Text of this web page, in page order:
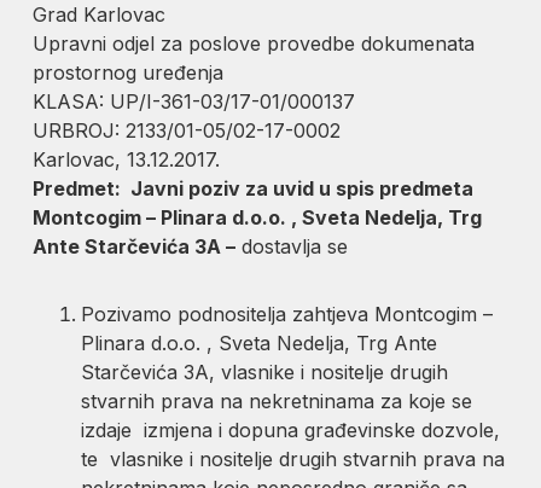
Grad Karlovac
Upravni odjel za poslove provedbe dokumenata
prostornog uređenja
KLASA: UP/I-361-03/17-01/000137
URBROJ: 2133/01-05/02-17-0002
Karlovac, 13.12.2017.
Predmet: Javni poziv za uvid u spis predmeta
Montcogim – Plinara d.o.o. , Sveta Nedelja, Trg
Ante Starčevića 3A – dostavlja se
Pozivamo podnositelja zahtjeva Montcogim –
Plinara d.o.o. , Sveta Nedelja, Trg Ante
Starčevića 3A, vlasnike i nositelje drugih
stvarnih prava na nekretninama za koje se
izdaje izmjena i dopuna građevinske dozvole,
te vlasnike i nositelje drugih stvarnih prava na